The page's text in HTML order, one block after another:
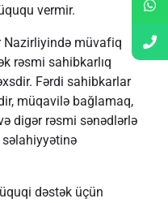
vermir.
Nazirliyində müvafiq
rəsmi sahibkarlıq
Fərdi sahibkarlar
müqavilə bağlamaq,
digər rəsmi sənədlərlə
dəstək üçün